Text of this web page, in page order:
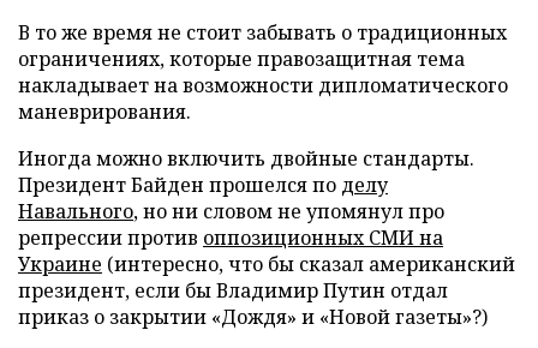
В то же время не стоит забывать о традиционных
ограничениях, которые правозащитная тема
накладывает на возможности дипломатического
маневрирования.
Иногда можно включить двойные стандарты.
Президент Байден прошелся по делу
Навального, но ни словом не упомянул про
репрессии против оппозиционных СМИ на
Украине (интересно, что бы сказал американский
президент, если бы Владимир Путин отдал
приказ о закрытии «Дождя» и «Новой газеты»?)